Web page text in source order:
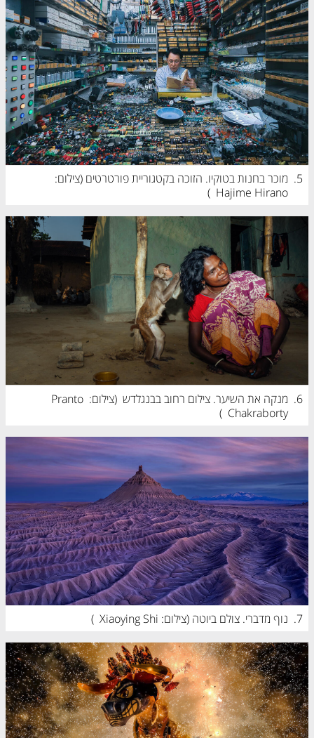
5. מוכר בחנות בטוקיו. הזוכה בקטגוריית פורטרטים (
Hajime Hirano
)
6. מנקה את השיער. צילום רחוב בבנגלדש  (
צילום: Pranto
Chakraborty
)
7. נוף מדברי. צולם ביוטה (צילום: Xiaoying Shi )